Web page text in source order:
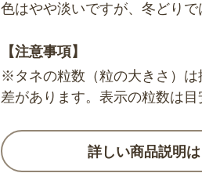
色はやや淡いですが、冬どりで
【注意事項】
※タネの粒数（粒の大きさ）は
差があります。表示の粒数は目
詳しい商品説明